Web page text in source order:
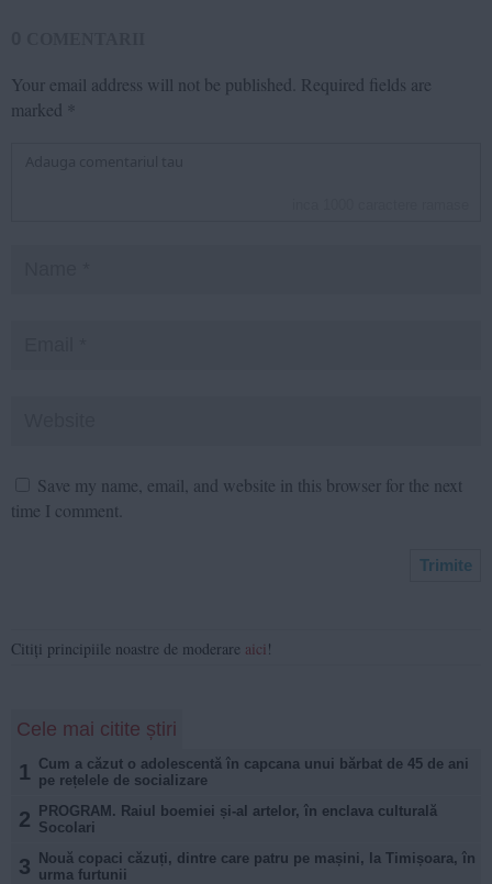
Your email address will not be published. Required fields are
marked *
Save my name, email, and website in this browser for the next
time I comment.
Citiți principiile noastre de moderare aici!
Cele mai citite știri
1 Cum a căzut o adolescentă în capcana unui bărbat de 45 de ani
pe rețelele de socializare
2
PROGRAM. Raiul boemiei și-al artelor, în enclava culturală
Socolari
3
Nouă copaci căzuți, dintre care patru pe mașini, la Timișoara, în
urma furtunii